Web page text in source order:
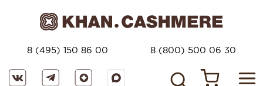
8 (495) 150 86 00 8 (800) 500 06 30